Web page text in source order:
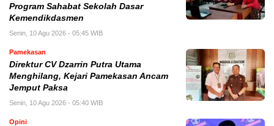
Program Sahabat Sekolah Dasar
Kemendikdasmen
Senin, 10 Agu 2026 - 05:45 WIB
Pamekasan
Direktur CV Dzarrin Putra Utama
Menghilang, Kejari Pamekasan Ancam
Jemput Paksa
Senin, 10 Agu 2026 - 05:40 WIB
Opini